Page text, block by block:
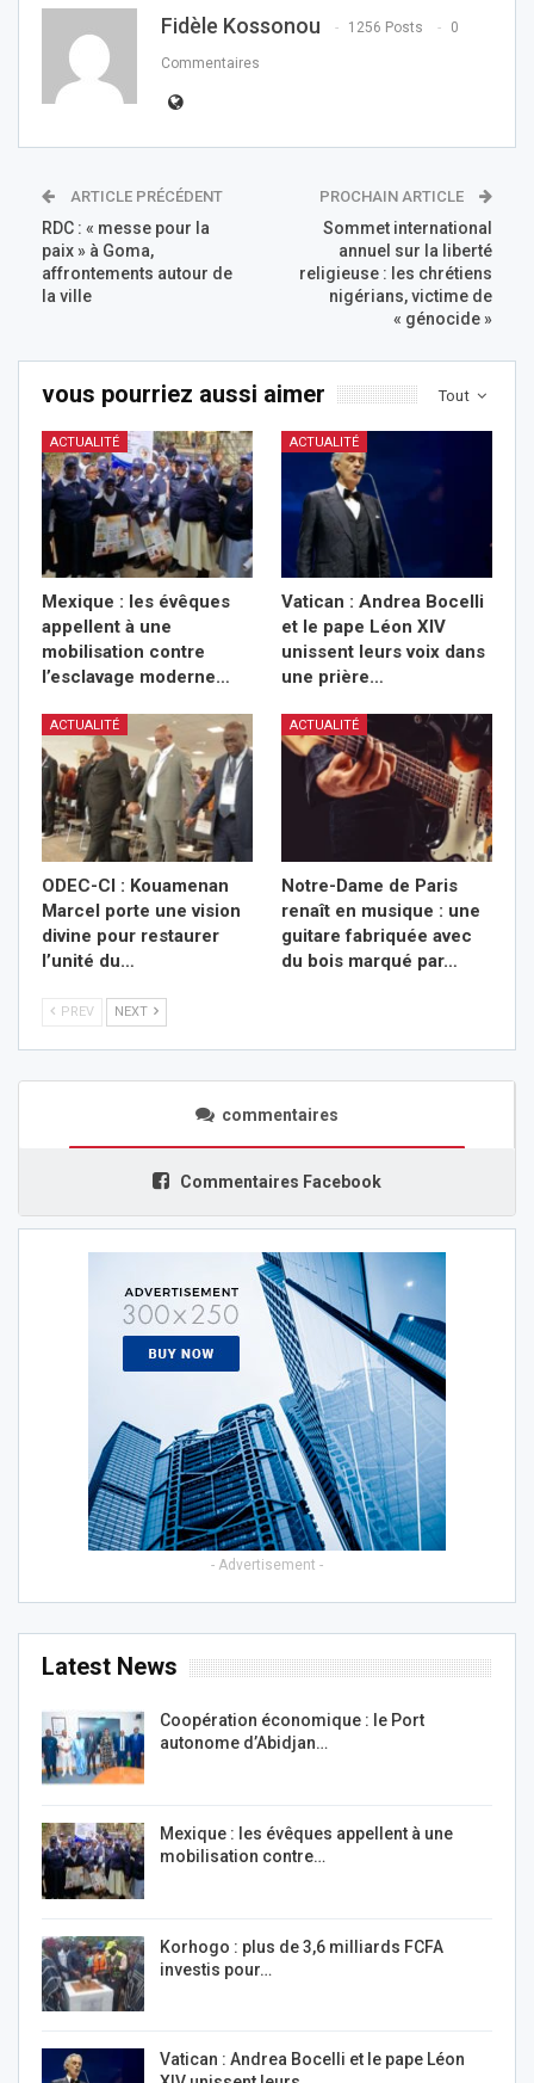
Fidèle Kossonou 1256 Posts 0
Commentaires
ARTICLE PRÉCÉDENT
RDC : « messe pour la
paix » à Goma,
affrontements autour de
la ville
PROCHAIN ARTICLE
Sommet international
annuel sur la liberté
religieuse : les chrétiens
nigérians, victime de
« génocide »
Tout
vous pourriez aussi aimer
ACTUALITÉ
Mexique : les évêques
appellent à une
mobilisation contre
l’esclavage moderne…
ACTUALITÉ
Vatican : Andrea Bocelli
et le pape Léon XIV
unissent leurs voix dans
une prière…
ACTUALITÉ
ODEC-CI : Kouamenan
Marcel porte une vision
divine pour restaurer
l’unité du…
ACTUALITÉ
Notre-Dame de Paris
renaît en musique : une
guitare fabriquée avec
du bois marqué par…
PREV NEXT
commentaires
Commentaires Facebook
- Advertisement -
Latest News
Coopération économique : le Port
autonome d’Abidjan…
Mexique : les évêques appellent à une
mobilisation contre…
Korhogo : plus de 3,6 milliards FCFA
investis pour…
Vatican : Andrea Bocelli et le pape Léon